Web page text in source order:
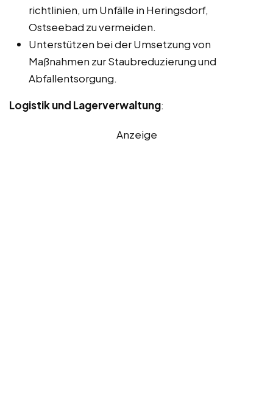
richtlinien, um Unfälle in Heringsdorf,
Ostseebad zu vermeiden.
Unterstützen bei der Umsetzung von
Maßnahmen zur Staubreduzierung und
Abfallentsorgung.
Logistik und Lagerverwaltung:
Anzeige